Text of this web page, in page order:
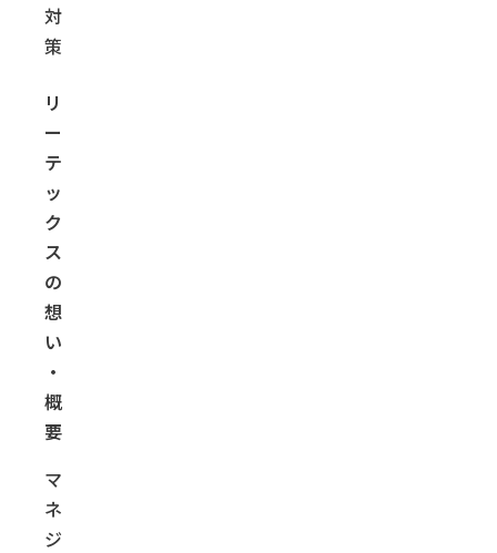
対
策
リ
ー
テ
ッ
ク
ス
の
想
い
・
概
要
マ
ネ
ジ